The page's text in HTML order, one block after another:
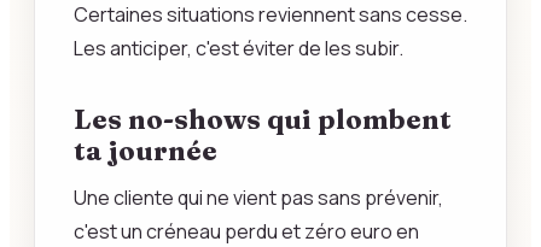
Certaines situations reviennent sans cesse.
Les anticiper, c'est éviter de les subir.
Les no-shows qui plombent
ta journée
Une cliente qui ne vient pas sans prévenir,
c'est un créneau perdu et zéro euro en